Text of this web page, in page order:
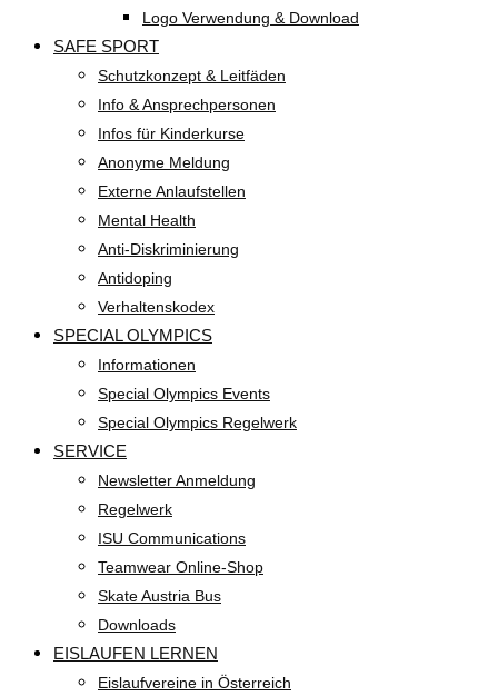
Logo Verwendung & Download
SAFE SPORT
Schutzkonzept & Leitfäden
Info & Ansprechpersonen
Infos für Kinderkurse
Anonyme Meldung
Externe Anlaufstellen
Mental Health
Anti-Diskriminierung
Antidoping
Verhaltenskodex
SPECIAL OLYMPICS
Informationen
Special Olympics Events
Special Olympics Regelwerk
SERVICE
Newsletter Anmeldung
Regelwerk
ISU Communications
Teamwear Online-Shop
Skate Austria Bus
Downloads
EISLAUFEN LERNEN
Eislaufvereine in Österreich